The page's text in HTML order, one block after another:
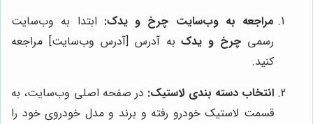
مراجعه به وب‌سایت چرخ و یدک: ابتدا به وب‌سایت
رسمی چرخ و یدکبه آدرس [آدرس وب‌سایت] مراجعه
کنید.
انتخاب دسته بندی لاستیک: در صفحه اصلی وب‌سایت، به
قسمت لاستیک خودرو رفته و برند و مدل خودروی خود را